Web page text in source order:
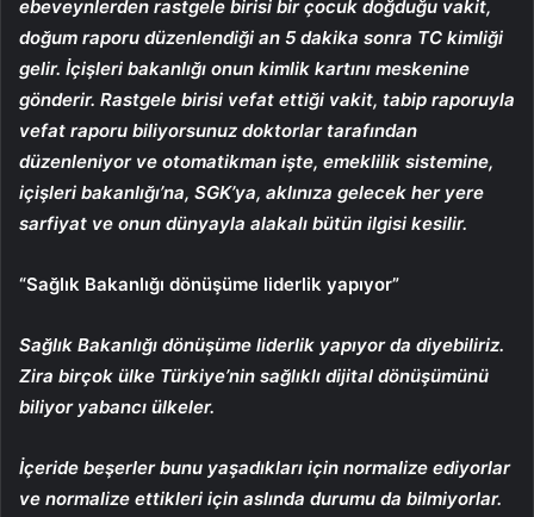
ebeveynlerden rastgele birisi bir çocuk doğduğu vakit,
doğum raporu düzenlendiği an 5 dakika sonra TC kimliği
gelir. İçişleri bakanlığı onun kimlik kartını meskenine
gönderir. Rastgele birisi vefat ettiği vakit, tabip raporuyla
vefat raporu biliyorsunuz doktorlar tarafından
düzenleniyor ve otomatikman işte, emeklilik sistemine,
içişleri bakanlığı’na, SGK’ya, aklınıza gelecek her yere
sarfiyat ve onun dünyayla alakalı bütün ilgisi kesilir.
“Sağlık Bakanlığı dönüşüme liderlik yapıyor”
Sağlık Bakanlığı dönüşüme liderlik yapıyor da diyebiliriz.
Zira birçok ülke Türkiye’nin sağlıklı dijital dönüşümünü
biliyor yabancı ülkeler.
İçeride beşerler bunu yaşadıkları için normalize ediyorlar
ve normalize ettikleri için aslında durumu da bilmiyorlar.